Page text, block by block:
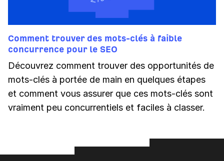
Comment trouver des mots-clés à faible
concurrence pour le SEO
Découvrez comment trouver des opportunités de
mots-clés à portée de main en quelques étapes
et comment vous assurer que ces mots-clés sont
vraiment peu concurrentiels et faciles à classer.